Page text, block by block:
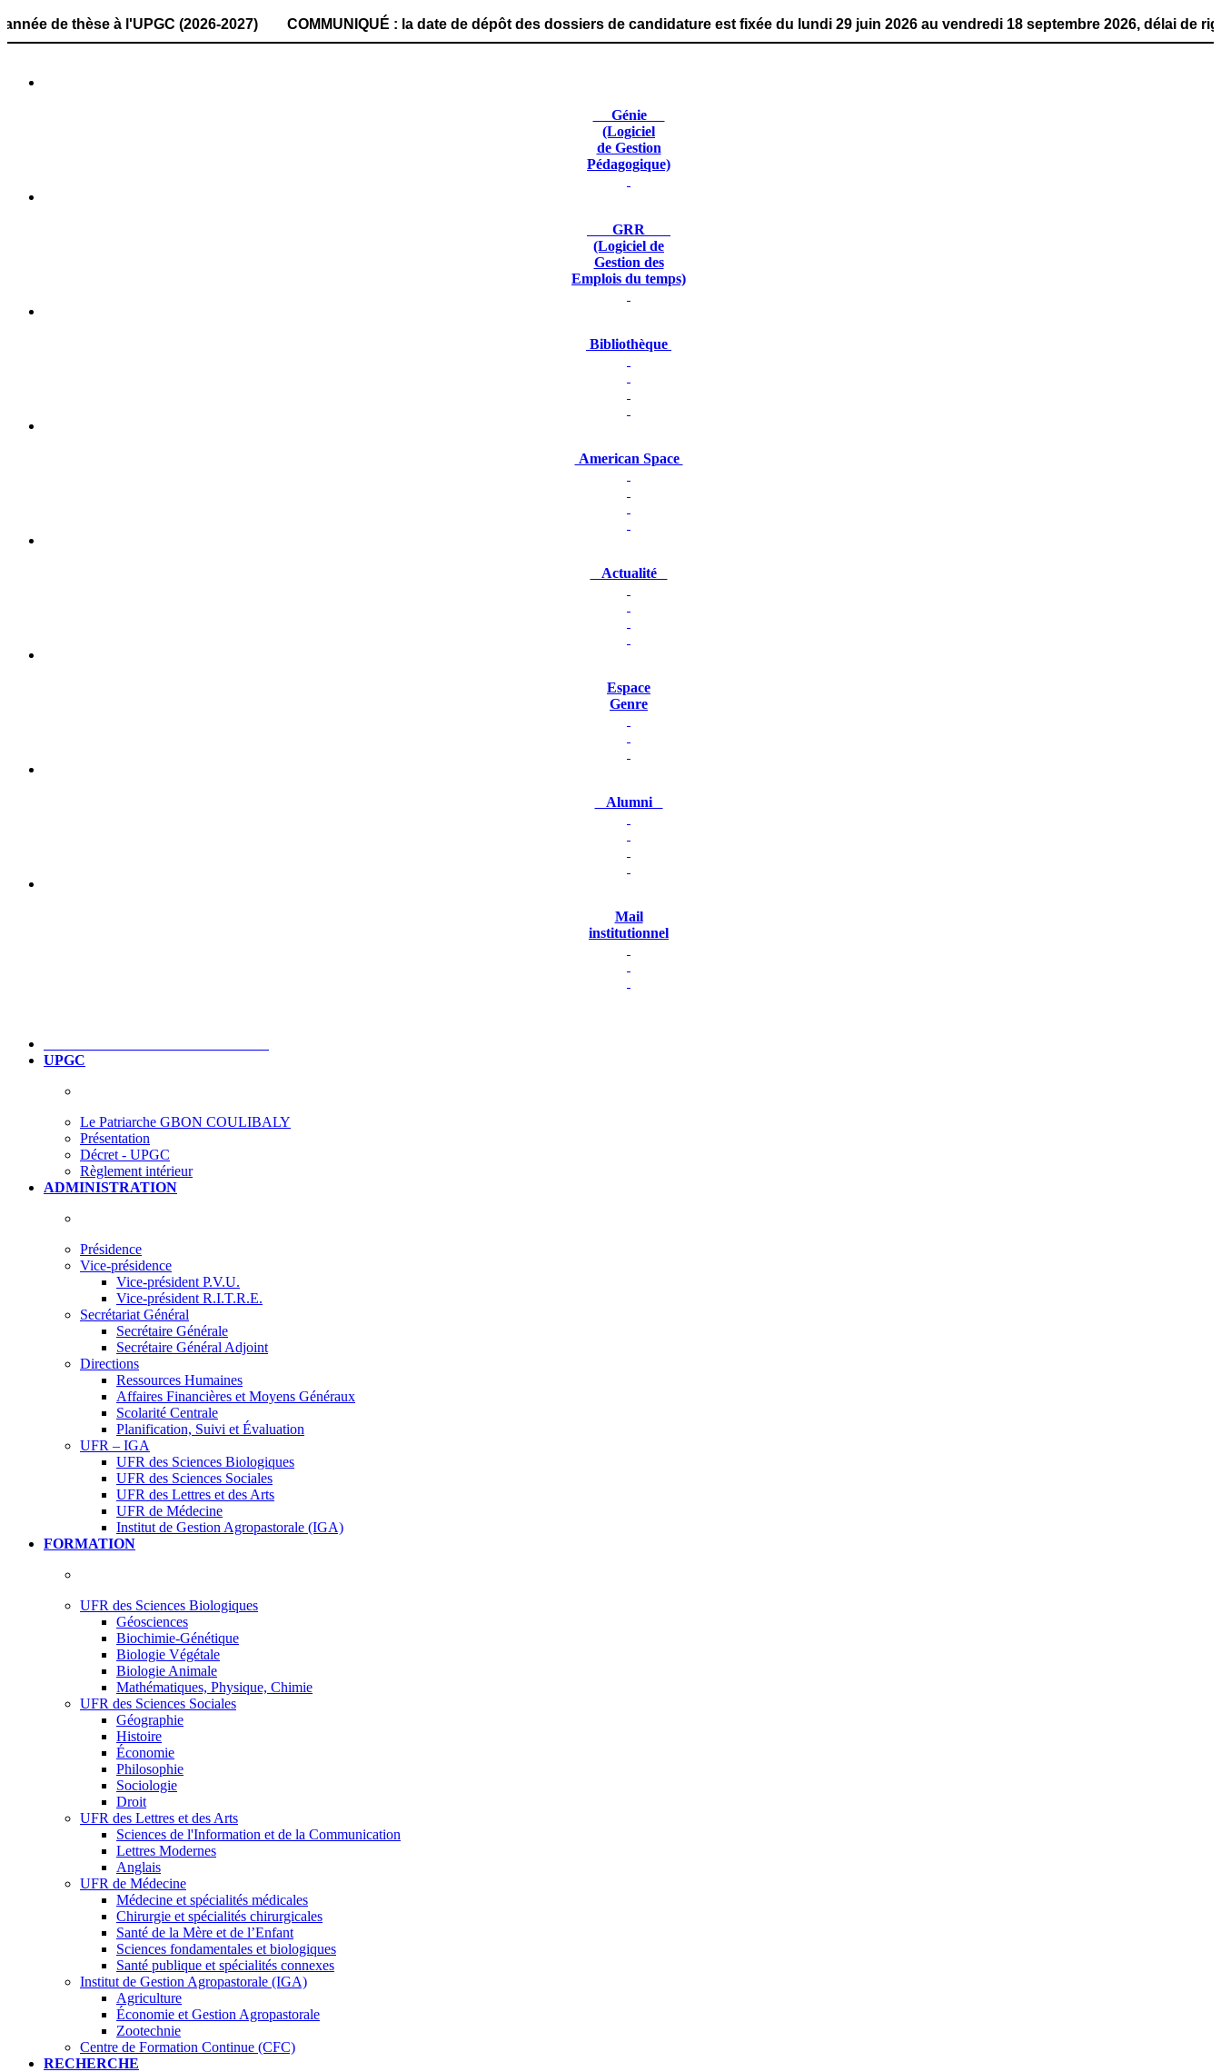
thèse à l'UPGC (2026-2027) COMMUNIQUÉ : la date de dépôt des dossiers de candidature est fixée du lundi 29 juin 2026 au vendredi 18 septembre 2026, délai de
Génie
(Logiciel
de Gestion
Pédagogique)
GRR
(Logiciel de
Gestion des
Emplois du temps)
Bibliothèque
American Space
Actualité
Espace
Genre
Alumni
Mail
institutionnel
UPGC
Le Patriarche GBON COULIBALY
Présentation
Décret - UPGC
Règlement intérieur
ADMINISTRATION
Présidence
Vice-présidence
Vice-président P.V.U.
Vice-président R.I.T.R.E.
Secrétariat Général
Secrétaire Générale
Secrétaire Général Adjoint
Directions
Ressources Humaines
Affaires Financières et Moyens Généraux
Scolarité Centrale
Planification, Suivi et Évaluation
UFR – IGA
UFR des Sciences Biologiques
UFR des Sciences Sociales
UFR des Lettres et des Arts
UFR de Médecine
Institut de Gestion Agropastorale (IGA)
FORMATION
UFR des Sciences Biologiques
Géosciences
Biochimie-Génétique
Biologie Végétale
Biologie Animale
Mathématiques, Physique, Chimie
UFR des Sciences Sociales
Géographie
Histoire
Économie
Philosophie
Sociologie
Droit
UFR des Lettres et des Arts
Sciences de l'Information et de la Communication
Lettres Modernes
Anglais
UFR de Médecine
Médecine et spécialités médicales
Chirurgie et spécialités chirurgicales
Santé de la Mère et de l’Enfant
Sciences fondamentales et biologiques
Santé publique et spécialités connexes
Institut de Gestion Agropastorale (IGA)
Agriculture
Économie et Gestion Agropastorale
Zootechnie
Centre de Formation Continue (CFC)
RECHERCHE